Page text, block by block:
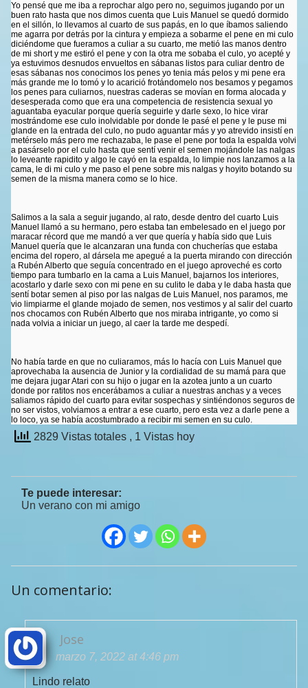
Yo pensé que me iba a reprochar algo pero no, seguimos jugando por un
buen rato hasta que nos dimos cuenta que Luis Manuel se quedó dormido
en el sillón, lo llevamos al cuarto de sus papás, en lo que íbamos saliendo
me agarra por detrás por la cintura y empieza a sobarme el pene en mi culo
diciéndome que fueramos a culiar a su cuarto, me metió las manos dentro
de mi short y me estiró el pene y con la otra me sobaba el culo, yo acepté y
ya estuvimos desnudos envueltos en sábanas listos para culiar dentro de
esas sábanas nos conocimos los penes yo tenia más pelos y mi pene era
más grande me lo tomó y lo acarició frotándomelo nos besamos y pegamos
los penes para culiarnos, nuestras caderas se movían en forma alocada y
desesperada como que era una competencia de resistencia sexual yo
aguantaba eyacular porque quería seguirle y darle sexo, lo hice virar
mostrándome ese culo inolvidable por donde le pasé el pene y le puse mi
glande en la entrada del culo, no pudo aguantar más y yo atrevido insistí en
metérselo más pero me rechazaba, le pase el pene por toda la espalda volvi
a pasárselo por el culo hasta que sentí venir el semen mojándole las nalgas
lo leveante rapidito y algo le cayó en la espalda, lo limpie nos lanzamos a la
cama, le di mi culo y me paso el pene sobre mis nalgas y hoyito botando su
semen de la misma manera como se lo hice.
Salimos a la sala a seguir jugando, al rato, desde dentro del cuarto Luis
Manuel llamó a su hermano, pero estaba tan embelesado en el juego por
maracar récord que me mandó a ver que quería y había sido que Luis
Manuel quería que le alcanzaran una funda con chucherías que estaba
encima del ropero, al dársela me apegué a la puerta mirando con dirección
a Rubén Alberto que seguía concentrado en el juego aproveché es corto
tiempo para tumbarlo en la cama a Luis Manuel, bajarnos los interiores,
acostarlo y darle sexo con mi pene en su culito le daba y le daba hasta que
sentí botar semen al piso por las nalgas de Luis Manuel, nos paramos, me
vio limpiarme el glande mojado de semen, nos vestimos y al salir del cuarto
nos chocamos con Rubén Alberto que nos miraba intrigante, yo como si
nada volvia a iniciar un juego, al caer la tarde me despedí.
No había tarde en que no culiaramos, más lo hacía con Luis Manuel que
aprovechaba la ausencia de Junior y la cordialidad de su mamá para que
me dejara jugar Atari con su hijo o jugar en la azotea junto a un cuarto
donde por ratitos nos encerábamos a culiar a nuestras anchas y a veces
saliamos rápido del cuarto para evitar sospechas y sintiéndonos seguros de
no ser vistos, volviamos a entrar a ese cuarto, pero esta vez a darle pene a
lo loco, ya se había acostumbrado a recibir mi semen en su culo.
2829 Vistas totales , 1 Vistas hoy
Te puede interesar:
Un verano con mi amigo
Un comentario:
Jose
marzo 7, 2022 at 4:46 pm
Lindo relato